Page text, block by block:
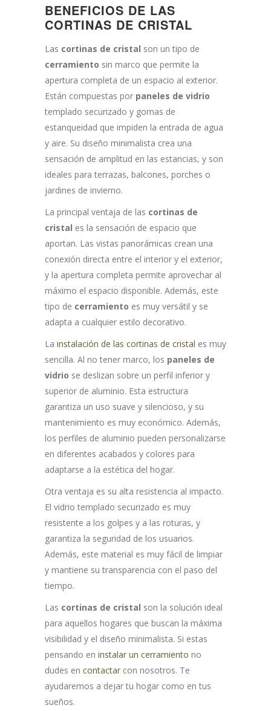
BENEFICIOS DE LAS
CORTINAS DE CRISTAL
Las cortinas de cristal son un tipo de
cerramiento sin marco que permite la
apertura completa de un espacio al exterior.
Están compuestas por paneles de vidrio
templado securizado y gomas de
estanqueidad que impiden la entrada de agua
y aire. Su diseño minimalista crea una
sensación de amplitud en las estancias, y son
ideales para terrazas, balcones, porches o
jardines de invierno.
La principal ventaja de las cortinas de
cristal es la sensación de espacio que
aportan. Las vistas panorámicas crean una
conexión directa entre el interior y el exterior,
y la apertura completa permite aprovechar al
máximo el espacio disponible. Además, este
tipo de cerramiento es muy versátil y se
adapta a cualquier estilo decorativo.
La instalación de las cortinas de cristal es muy
sencilla. Al no tener marco, los paneles de
vidrio se deslizan sobre un perfil inferior y
superior de aluminio. Esta estructura
garantiza un uso suave y silencioso, y su
mantenimiento es muy económico. Además,
los perfiles de aluminio pueden personalizarse
en diferentes acabados y colores para
adaptarse a la estética del hogar.
Otra ventaja es su alta resistencia al impacto.
El vidrio templado securizado es muy
resistente a los golpes y a las roturas, y
garantiza la seguridad de los usuarios.
Además, este material es muy fácil de limpiar
y mantiene su transparencia con el paso del
tiempo.
Las cortinas de cristal son la solución ideal
para aquellos hogares que buscan la máxima
visibilidad y el diseño minimalista. Si estas
pensando en instalar un cerramiento no
dudes en contactar con nosotros. Te
ayudaremos a dejar tu hogar como en tus
sueños.